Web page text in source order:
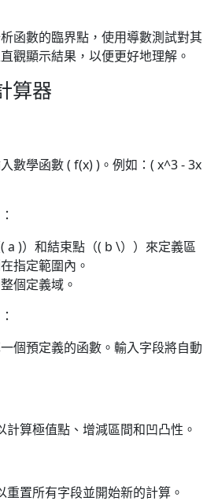
函數的臨界點，使用導數測試對其
觀顯示結果，以便更好地理解。
算器
數學函數 ( f(x) )。例如：( x^3 - 3x
：
a )）和結束點（( b \））來定義區
指定範圍內。
個定義域。
：
個預定義的函數。輸入字段將自動
計算極值點、增減區間和凹凸性。
重置所有字段並開始新的計算。